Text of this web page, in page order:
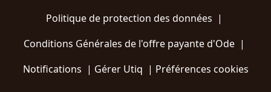
Politique de protection des données |
Conditions Générales de l'offre payante d'Ode |
Notifications | Gérer Utiq | Préférences cookies